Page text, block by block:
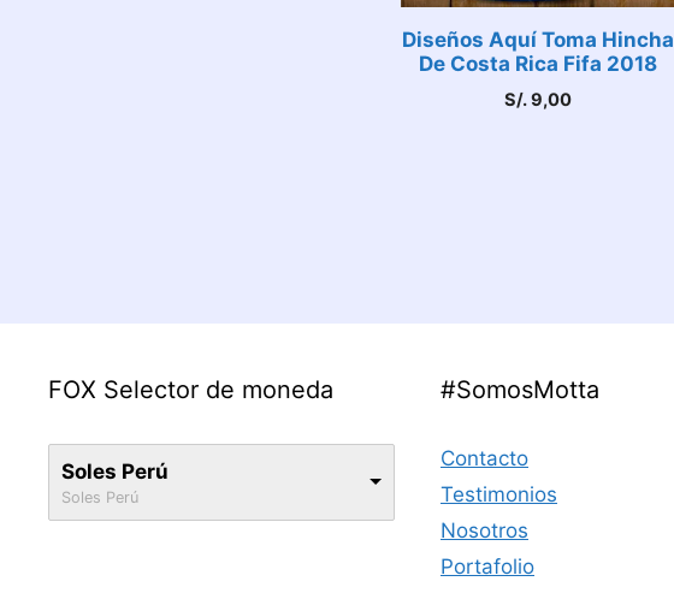
Diseños Aquí Toma Hincha
De Costa Rica Fifa 2018
S/.9,00
FOX Selector de moneda
Soles Perú
Soles Perú
#SomosMotta
Contacto
Testimonios
Nosotros
Portafolio